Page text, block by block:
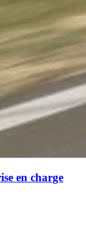
en charge